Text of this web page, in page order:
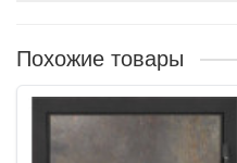
Похожие товары